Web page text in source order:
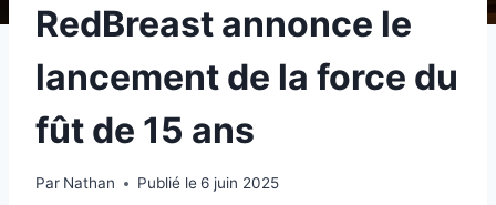
RedBreast annonce le
lancement de la force du
fût de 15 ans
Par Nathan Publié le 6 juin 2025